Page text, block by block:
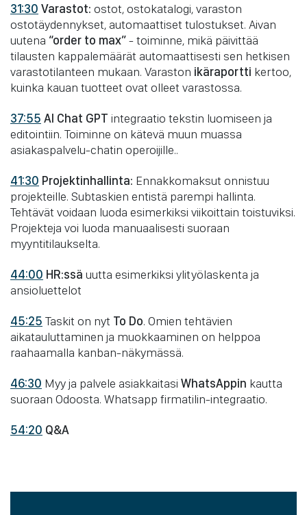
31:30 Varastot: ostot, ostokatalogi, varaston
ostotäydennykset, automaattiset tulostukset. Aivan
uutena “order to max”- toiminne, mikä päivittää
tilausten kappalemäärät automaattisesti sen hetkisen
varastotilanteen mukaan. Varaston ikäraportti kertoo,
kuinka kauan tuotteet ovat olleet varastossa.
37:55 AI Chat GPT integraatio tekstin luomiseen ja
editointiin. Toiminne on kätevä muun muassa
asiakaspalvelu-chatin operoijille..
41:30 Projektinhallinta: Ennakkomaksut onnistuu
projekteille. Subtaskien entistä parempi hallinta.
Tehtävät voidaan luoda esimerkiksi viikoittain toistuviksi.
Projekteja voi luoda manuaalisesti suoraan
myyntitilaukselta.
44:00 HR:ssä uutta esimerkiksi ylityölaskenta ja
ansioluettelot
45:25 Taskit on nyt To Do. Omien tehtävien
aikatauluttaminen ja muokkaaminen on helppoa
raahaamalla kanban-näkymässä.
46:30 Myy ja palvele asiakkaitasi WhatsAppin kautta
suoraan Odoosta. Whatsapp firmatilin-integraatio.
54:20 Q&A